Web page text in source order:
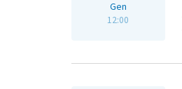
Gen
12:00